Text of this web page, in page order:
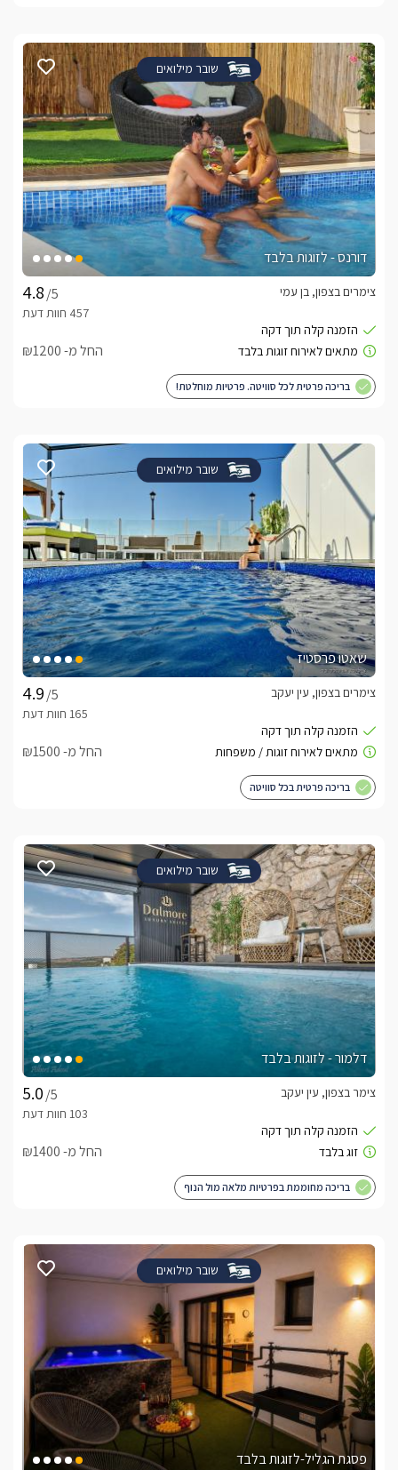
שובר מילואים
דורנס - לזוגות בלבד
/5
צימרים בצפון, בן עמי
החל מ- ₪1200
בריכה פרטית לכל סוויטה. פרטיות מוחלטת!
שובר מילואים
שאטו פרסטיז
/5
צימרים בצפון, עין יעקב
החל מ- ₪1500
בריכה פרטית בכל סוויטה
שובר מילואים
דלמור - לזוגות בלבד
/5
צימר בצפון, עין יעקב
החל מ- ₪1400
בריכה מחוממת בפרטיות מלאה מול הנוף
שובר מילואים
פסגת הגליל-לזוגות בלבד